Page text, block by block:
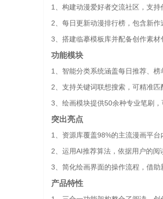
1、构建动漫爱好者交流社区，支
2、每日更新动漫排行榜，包含新
3、搭建临摹模板库并配备创作素
功能模块
1、智能分类系统涵盖每日推荐、
2、支持关键词联想搜索，可精准
3、绘画模块提供50余种专业笔刷
突出亮点
1、资源库覆盖98%的主流漫画平台
2、运用AI推荐算法，依据用户的
3、简化绘画界面的操作流程，借
产品特性